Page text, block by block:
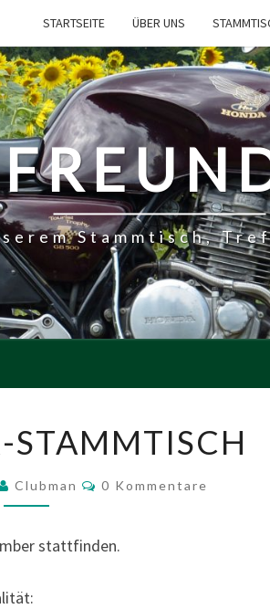
STARTSEITE ÜBER UNS
Stammtisch,
STAMMTISCH
STAMMTISCH
Clubman Kommentare
0 Kommentare
stattfinden.